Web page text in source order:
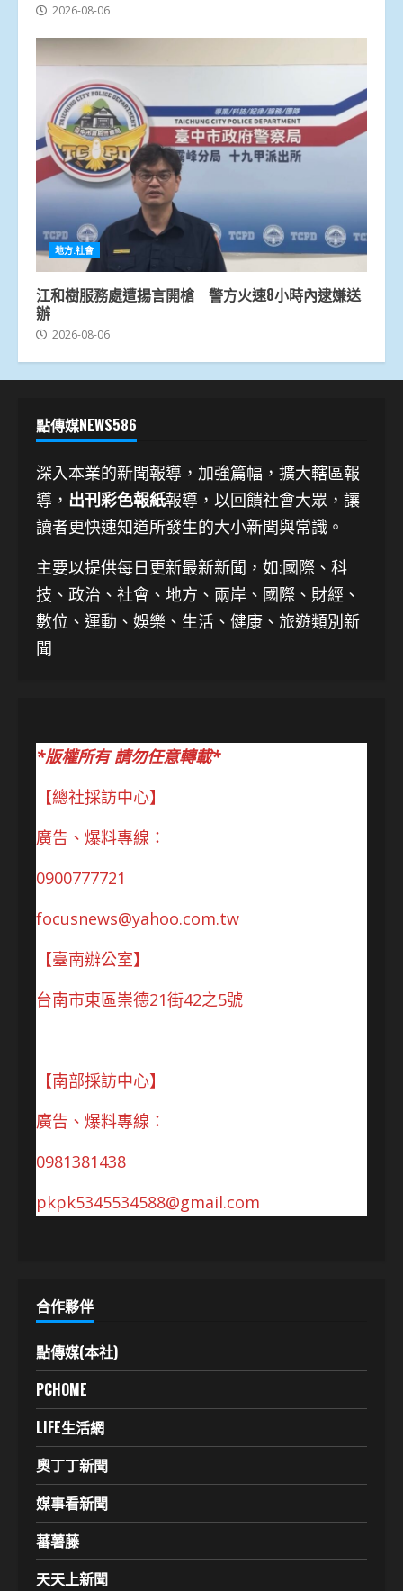
2026-08-06
地方.社會
江和樹服務處遭揚言開槍 警方火速8小時內逮嫌送
辦
2026-08-06
點傳媒NEWS586
深入本業的新聞報導，加強篇幅，擴大轄區報
導， 出刊彩色報紙報導，以回饋社會大眾，讓
讀者更快速知道所發生的大小新聞與常識。
主要以提供每日更新最新新聞 ，如:國際、科
技、 政治、社會、地方、兩岸、國際、財經、
數位、運動、娛樂、生活、健康、旅遊類別新
聞
*版權所有 請勿任意轉載*
【總社採訪中心】
廣告、爆料專線：
0900777721
focusnews@yahoo.com.tw
【臺南辦公室】
台南市東區崇德21街42之5號
【南部採訪中心】
廣告、爆料專線：
0981381438
pkpk5345534588@gmail.com
合作夥伴
點傳媒(本社)
PCHOME
LIFE生活網
奧丁丁新聞
媒事看新聞
蕃薯藤
天天上新聞